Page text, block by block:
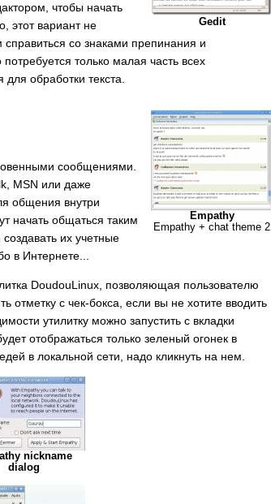
Gedit
чтобы начать
этот вариант не
со знаками препинания и
только малая часть всех
обработки текста.
Empathy
Empathy + chat theme 2
сообщениями.
MSN или даже
общения внутри
начать общаться таким
их учетные
в Интернете...
DoudouLinux, позволяющая пользователю
с чек-бокса, если вы не хотите вводить
утилитку можно запустить с вкладки
отображаться только зеленый огонек в
в локальной сети, надо кликнуть на нем.
nickname
dialog